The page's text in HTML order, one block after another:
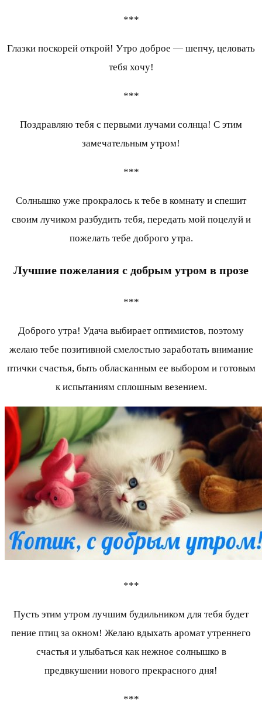
***
Глазки поскорей открой! Утро доброе — шепчу, целовать
тебя хочу!
***
Поздравляю тебя с первыми лучами солнца! С этим
замечательным утром!
***
Солнышко уже прокралось к тебе в комнату и спешит
своим лучиком разбудить тебя, передать мой поцелуй и
пожелать тебе доброго утра.
Лучшие пожелания с добрым утром в прозе
***
Доброго утра! Удача выбирает оптимистов, поэтому
желаю тебе позитивной смелостью заработать внимание
птички счастья, быть обласканным ее выбором и готовым
к испытаниям сплошным везением.
***
Пусть этим утром лучшим будильником для тебя будет
пение птиц за окном! Желаю вдыхать аромат утреннего
счастья и улыбаться как нежное солнышко в
предвкушении нового прекрасного дня!
***